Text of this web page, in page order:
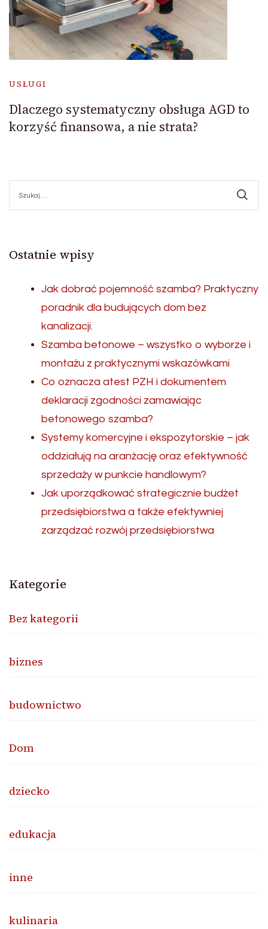
USŁUGI
Dlaczego systematyczny obsługa AGD to
korzyść finansowa, a nie strata?
Ostatnie wpisy
Jak dobrać pojemność szamba? Praktyczny
poradnik dla budujących dom bez
kanalizacji.
Szamba betonowe – wszystko o wyborze i
montażu z praktycznymi wskazówkami
Co oznacza atest PZH i dokumentem
deklaracji zgodności zamawiając
betonowego szamba?
Systemy komercyjne i ekspozytorskie – jak
oddziałują na aranżację oraz efektywność
sprzedaży w punkcie handlowym?
Jak uporządkować strategicznie budżet
przedsiębiorstwa a także efektywniej
zarządzać rozwój przedsiębiorstwa
Kategorie
Bez kategorii
biznes
budownictwo
Dom
dziecko
edukacja
inne
kulinaria